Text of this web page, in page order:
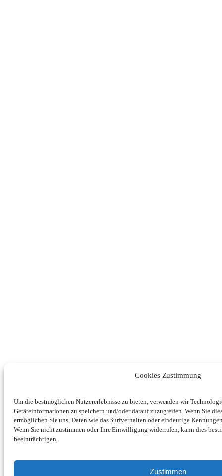
Cookies Zustimmung
Um die bestmöglichen Nutzererlebnisse zu bieten, verwenden wir
Geräteinformationen zu speichern und/oder darauf zuzugreifen. Wenn Sie
ermöglichen Sie uns, Daten wie das Surfverhalten oder eindeutige
Wenn Sie nicht zustimmen oder Ihre Einwilligung widerrufen, kann dies
beeinträchtigen.
Zustimmen